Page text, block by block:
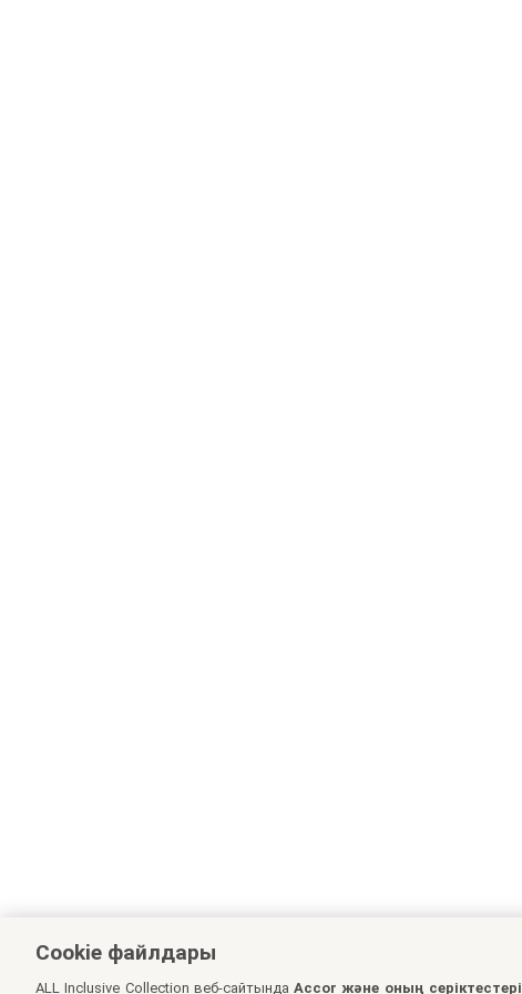
Cookie файлдары
ALL Inclusive Collection веб-сайтындаAccor және оның серіктестері